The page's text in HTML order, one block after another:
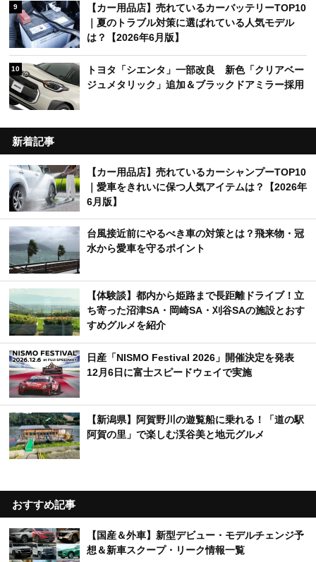
9
【カー用品店】売れているカーバッテリーTOP10
｜夏のトラブル対策に選ばれている人気モデル
は？【2026年6月版】
10
トヨタ「シエンタ」一部改良 新色「クリアベー
ジュメタリック」追加＆ブラックドアミラー採用
新着記事
【カー用品店】売れているカーシャンプーTOP10
｜愛車をきれいに保つ人気アイテムは？【2026年
6月版】
台風接近前にやるべき車の対策とは？飛来物・冠
水から愛車を守るポイント
【体験談】都内から姫路まで長距離ドライブ！立
ち寄った沼津SA・岡崎SA・刈谷SAの施設とおす
すめグルメを紹介
日産「NISMO Festival 2026」開催決定を発表
12月6日に富士スピードウェイで実施
【新潟県】阿賀野川の遊覧船に乗れる！「道の駅
阿賀の里」で楽しむ渓谷美と地元グルメ
おすすめ記事
【国産＆外車】新型デビュー・モデルチェンジ予
想＆新車スクープ・リーク情報一覧